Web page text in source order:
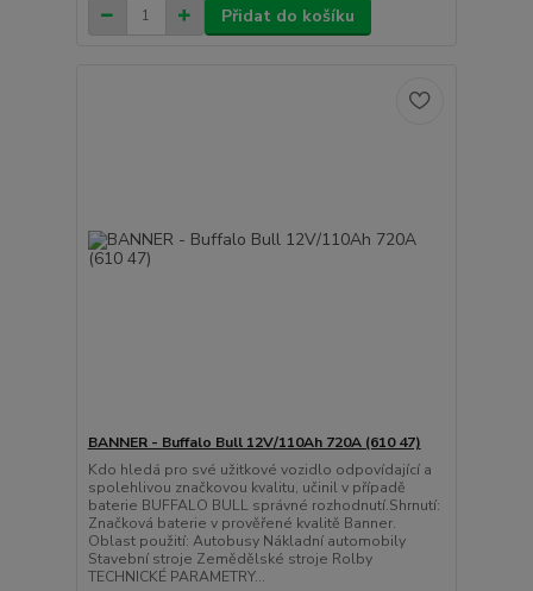
Přidat do košíku
BANNER - Buffalo Bull 12V/110Ah 720A (610 47)
Kdo hledá pro své užitkové vozidlo odpovídající a
spolehlivou značkovou kvalitu, učinil v případě
baterie BUFFALO BULL správné rozhodnutí.Shrnutí:
Značková baterie v prověřené kvalitě Banner.
Oblast použití: Autobusy Nákladní automobily
Stavební stroje Zemědělské stroje Rolby
TECHNICKÉ PARAMETRY...